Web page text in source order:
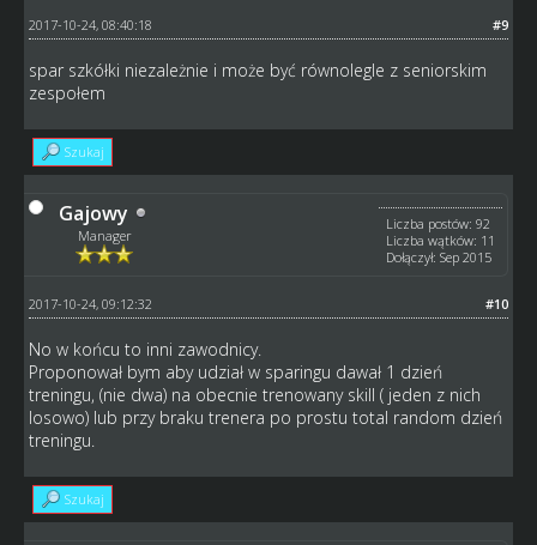
#9
2017-10-24, 08:40:18
spar szkółki niezależnie i może być równolegle z seniorskim
zespołem
Szukaj
Gajowy
Manager
Liczba postów: 92
Liczba wątków: 11
Dołączył: Sep 2015
#10
2017-10-24, 09:12:32
No w końcu to inni zawodnicy.
Proponował bym aby udział w sparingu dawał 1 dzień
treningu, (nie dwa) na obecnie trenowany skill ( jeden z nich
losowo) lub przy braku trenera po prostu total random dzień
treningu.
Szukaj